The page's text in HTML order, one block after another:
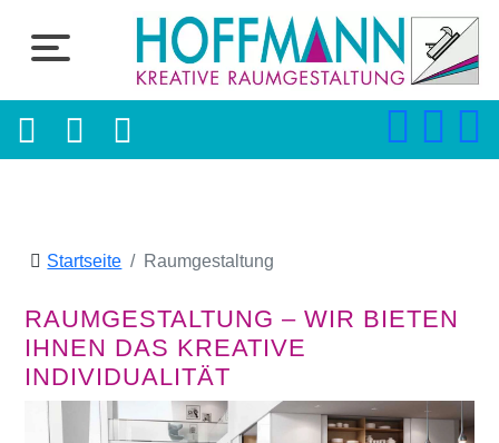
Startseite Raumgestaltung
RAUMGESTALTUNG – WIR BIETEN
IHNEN DAS KREATIVE
INDIVIDUALITÄT